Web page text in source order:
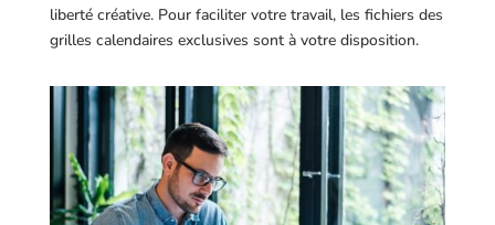
liberté créative. Pour faciliter votre travail, les fichiers des
grilles calendaires exclusives sont à votre disposition.